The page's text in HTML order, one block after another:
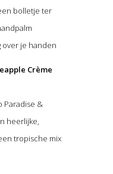
bolletje ter
over je handen
Crème
Paradise &
heerlijke,
tropische mix